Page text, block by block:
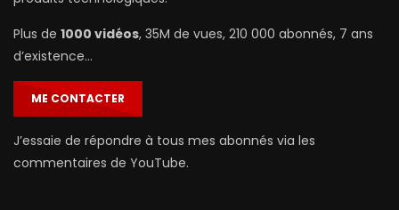
Plus de 1000 vidéos, 35M de vues, 210 000 abonnés, 7 ans
d’existence…
ME CONTACTER
J’essaie de répondre à tous mes abonnés via les
commentaires de YouTube.